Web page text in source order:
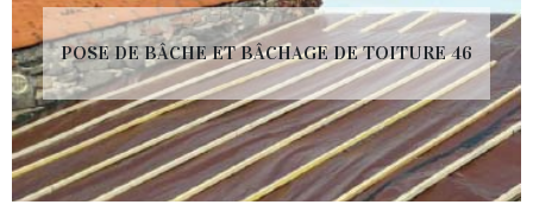
POSE DE BÂCHE ET BÂCHAGE DE TOITURE 46